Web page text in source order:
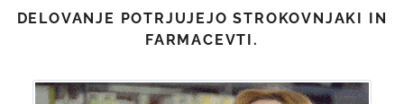
DELOVANJE POTRJUJEJO STROKOVNJAKI IN
FARMACEVTI.